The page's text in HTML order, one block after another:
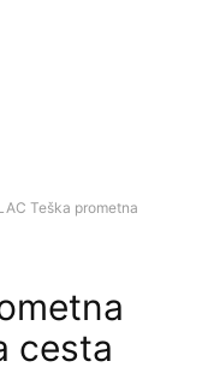
Teška prometna
cesta